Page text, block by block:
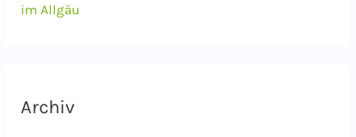
im Allgäu
Archiv